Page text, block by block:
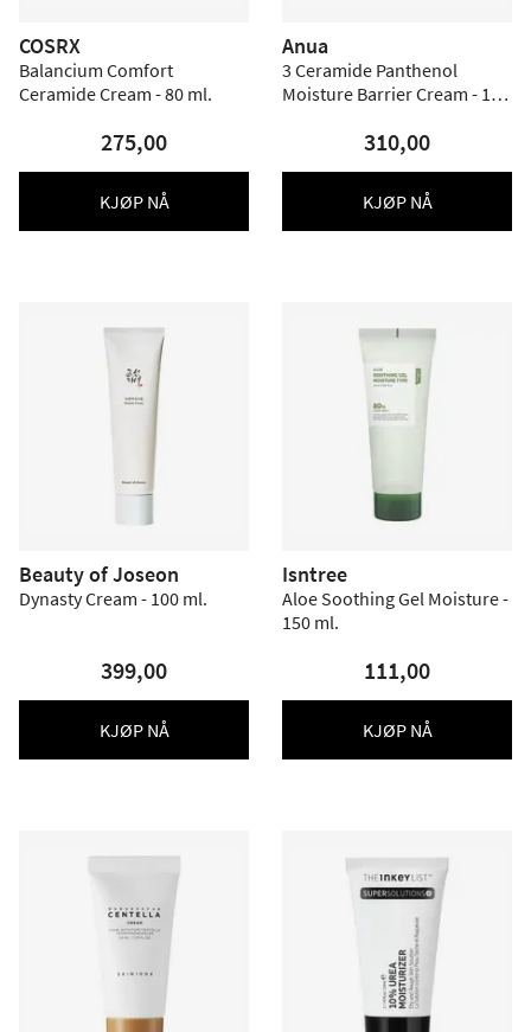
COSRX
Balancium Comfort
Ceramide Cream - 80 ml.
275,00
KJØP NÅ
Anua
3 Ceramide Panthenol
Moisture Barrier Cream - 100
310,00
KJØP NÅ
Beauty of Joseon
Dynasty Cream - 100 ml.
399,00
KJØP NÅ
Isntree
Aloe Soothing Gel Moisture -
150 ml.
111,00
KJØP NÅ